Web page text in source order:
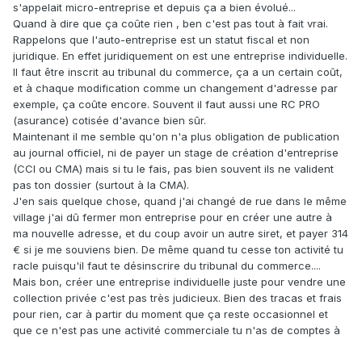
s'appelait micro-entreprise et depuis ça a bien évolué...
Quand à dire que ça coûte rien , ben c'est pas tout à fait vrai.
Rappelons que l'auto-entreprise est un statut fiscal et non
juridique. En effet juridiquement on est une entreprise individuelle.
Il faut être inscrit au tribunal du commerce, ça a un certain coût,
et à chaque modification comme un changement d'adresse par
exemple, ça coûte encore. Souvent il faut aussi une RC PRO
(asurance) cotisée d'avance bien sûr.
Maintenant il me semble qu'on n'a plus obligation de publication
au journal officiel, ni de payer un stage de création d'entreprise
(CCI ou CMA) mais si tu le fais, pas bien souvent ils ne valident
pas ton dossier (surtout à la CMA).
J'en sais quelque chose, quand j'ai changé de rue dans le même
village j'ai dû fermer mon entreprise pour en créer une autre à
ma nouvelle adresse, et du coup avoir un autre siret, et payer 314
€ si je me souviens bien. De même quand tu cesse ton activité tu
racle puisqu'il faut te désinscrire du tribunal du commerce....
Mais bon, créer une entreprise individuelle juste pour vendre une
collection privée c'est pas très judicieux. Bien des tracas et frais
pour rien, car à partir du moment que ça reste occasionnel et
que ce n'est pas une activité commerciale tu n'as de comptes à